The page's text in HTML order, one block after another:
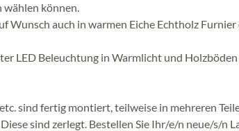
wählen können.
Wunsch auch in warmen Eiche Echtholz
LED Beleuchtung in Warmlicht und
sind fertig montiert, teilweise in mehreren
sind zerlegt. Bestellen Sie Ihr/e/n neue/s/n